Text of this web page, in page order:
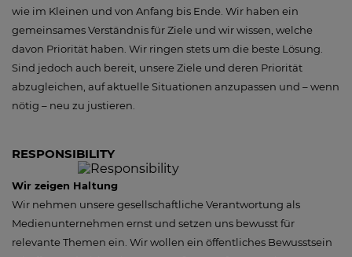
wie im Kleinen und von Anfang bis Ende. Wir haben ein
gemeinsames Verständnis für Ziele und wir wissen, welche
davon Priorität haben. Wir ringen stets um die beste Lösung.
Sind jedoch auch bereit, unsere Ziele und deren Priorität
abzugleichen, auf aktuelle Situationen anzupassen und – wenn
nötig – neu zu justieren.
RESPONSIBILITY
Wir zeigen Haltung
Wir nehmen unsere gesellschaftliche Verantwortung als
Medienunternehmen ernst und setzen uns bewusst für
relevante Themen ein. Wir wollen ein öffentliches Bewusstsein